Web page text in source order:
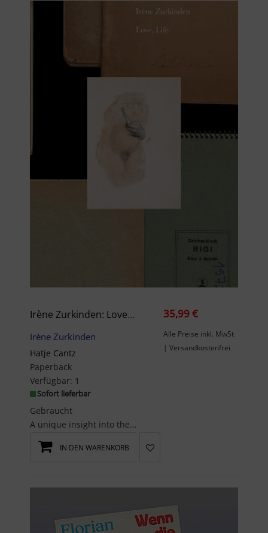
Irène Zurkinden: Love, Life: Skizzen, Gemälde Und Zeichnungen - Ausstellungskatalog Und Kunstbuch
Irène Zurkinden
Hatje Cantz
Paperback
Verfügbar: 1
Sofort lieferbar
Gebraucht
A unique insight into the work of Irène Zurkinden - with sketchbooks published for the...
35,99 €
Alle Preise inkl. MwSt
| Versandkostenfrei
IN DEN WARENKORB